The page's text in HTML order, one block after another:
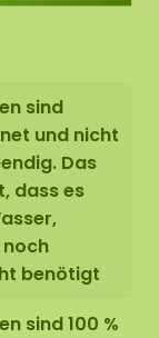
sind
und nicht
Das
dass es
noch
benötigt
sind 100 %